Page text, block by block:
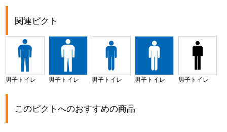
関連ピクト
男子トイレ 男子トイレ 男子トイレ 男子トイレ 男子トイレ
このピクトへのおすすめの商品